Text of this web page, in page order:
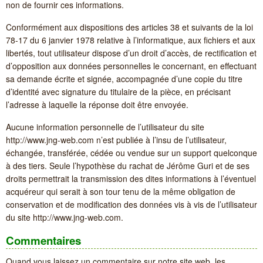
non de fournir ces informations.
Conformément aux dispositions des articles 38 et suivants de la loi
78-17 du 6 janvier 1978 relative à l’informatique, aux fichiers et aux
libertés, tout utilisateur dispose d’un droit d’accès, de rectification et
d’opposition aux données personnelles le concernant, en effectuant
sa demande écrite et signée, accompagnée d’une copie du titre
d’identité avec signature du titulaire de la pièce, en précisant
l’adresse à laquelle la réponse doit être envoyée.
Aucune information personnelle de l’utilisateur du site
http://www.jng-web.com n’est publiée à l’insu de l’utilisateur,
échangée, transférée, cédée ou vendue sur un support quelconque
à des tiers. Seule l’hypothèse du rachat de Jérôme Guri et de ses
droits permettrait la transmission des dites informations à l’éventuel
acquéreur qui serait à son tour tenu de la même obligation de
conservation et de modification des données vis à vis de l’utilisateur
du site http://www.jng-web.com.
Commentaires